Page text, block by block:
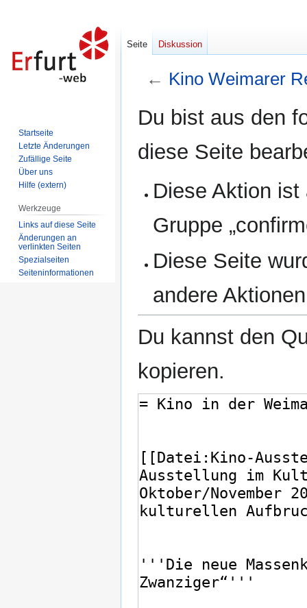
← Kino Weimarer
Zur
Navigation
Zur
Suche
Du bist aus den
diese Seite
Diese Aktion
Gruppe
Diese Seite
andere
Du kannst den
kopieren.
Seite Diskussion
Startseite
Letzte Änderungen
Zufällige Seite
Über uns
Hilfe (extern)
Werkzeuge
Links auf diese Seite
Änderungen an
verlinkten Seiten
Spezialseiten
Seiten­informationen